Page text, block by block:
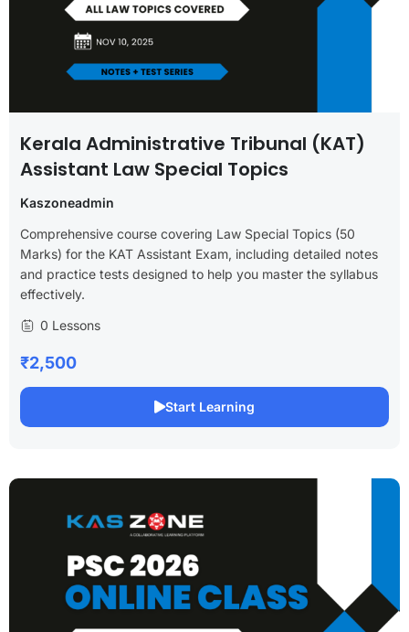
Kerala Administrative Tribunal (KAT)
Assistant Law Special Topics
Kaszoneadmin
Comprehensive course covering Law Special Topics (50
Marks) for the KAT Assistant Exam, including detailed notes
and practice tests designed to help you master the syllabus
effectively.
0 Lessons
₹2,500
Start Learning